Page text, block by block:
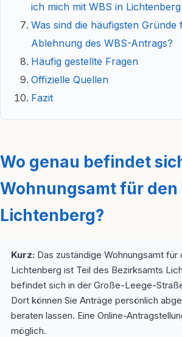
ich mich mit WBS in
Was sind die häufigsten Gründe
Ablehnung des WBS-Antrags?
Häufig gestellte Fragen
Offizielle Quellen
Fazit
Wo genau befindet
Wohnungsamt für den
Lichtenberg?
Kurz: Das zuständige Wohnungsamt für
Lichtenberg ist Teil des Bezirksamts
befindet sich in der Große-Leege-
Dort können Sie Anträge persönlich
beraten lassen. Eine Online-
möglich.